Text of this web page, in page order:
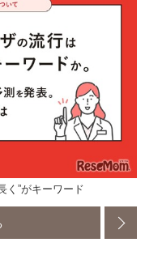
く”がキーワード